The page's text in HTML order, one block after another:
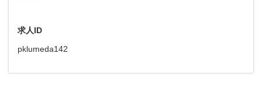
求人ID
pklumeda142